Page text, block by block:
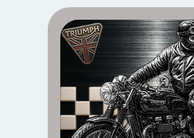
thruxton-
DAS FORUM! Alles rund um die
Street Cup, America und Speedmaster.